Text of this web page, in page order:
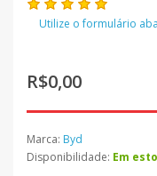
Utilize o formulário
R$0,00
Marca: Byd
Disponibilidade: Em